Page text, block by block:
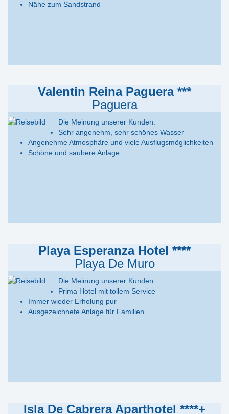
Nähe zum Sandstrand
Valentin Reina Paguera ***
Paguera
Die Meinung unserer Kunden:
Sehr angenehm, sehr schönes Wasser
Angenehme Atmosphäre und viele Ausflugsmöglichkeiten
Schöne und saubere Anlage
Playa Esperanza Hotel ****
Playa De Muro
Die Meinung unserer Kunden:
Prima Hotel mit tollem Service
Immer wieder Erholung pur
Ausgezeichnete Anlage für Familien
Isla De Cabrera Aparthotel ****+